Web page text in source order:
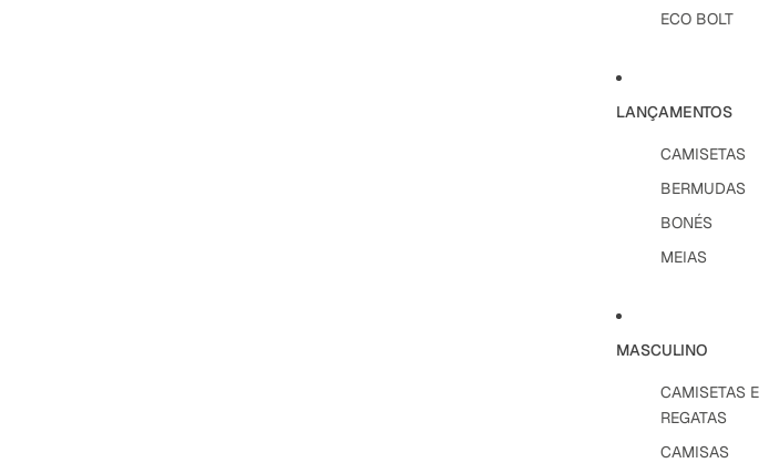
ECO BOLT
LANÇAMENTOS
CAMISETAS
BERMUDAS
BONÉS
MEIAS
MASCULINO
CAMISETAS E
REGATAS
CAMISAS